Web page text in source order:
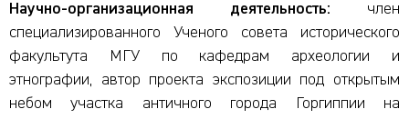
Научно-организационная деятельность: член
специализированного Ученого совета исторического
факультута МГУ по кафедрам археологии и
этнографии, автор проекта экспозиции под открытым
небом участка античного города Горгиппии на